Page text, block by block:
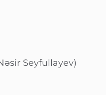
Seyfullayev)